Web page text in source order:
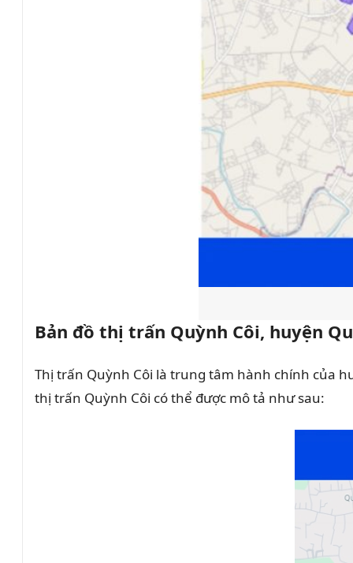
Bản đồ thị trấn Quỳnh Côi, huyện
Thị trấn Quỳnh Côi là trung tâm hành chính của
thị trấn Quỳnh Côi có thể được mô tả như sau: